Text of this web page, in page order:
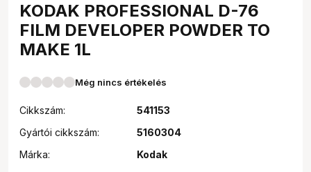
KODAK PROFESSIONAL D-76
FILM DEVELOPER POWDER TO
MAKE 1L
Még nincs értékelés
Cikkszám:
541153
Gyártói cikkszám:
5160304
Márka:
Kodak